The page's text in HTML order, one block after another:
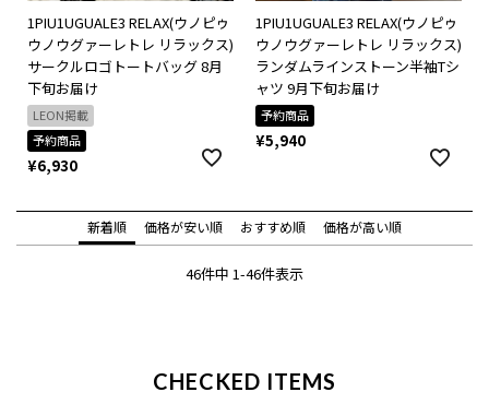
1PIU1UGUALE3 RELAX(ウノピゥ
ウノウグァーレトレ リラックス)
サークルロゴトートバッグ 8月
下旬お届け
LEON掲載
予約商品
¥6,930
1PIU1UGUALE3 RELAX(ウノピゥ
ウノウグァーレトレ リラックス)
ランダムラインストーン半袖Tシ
ャツ 9月下旬お届け
予約商品
¥5,940
新着順 価格が安い順 おすすめ順 価格が高い順
46件中 1-46件表示
CHECKED ITEMS